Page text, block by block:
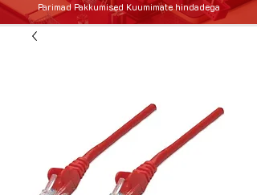
Parimad Pakkumised Kuumimate hindadega